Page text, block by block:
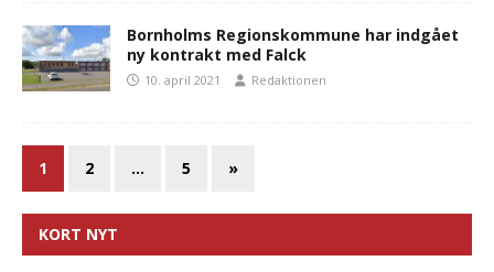
Bornholms Regionskommune har indgået
ny kontrakt med Falck
10. april 2021 Redaktionen
1 2 … 5 »
KORT NYT